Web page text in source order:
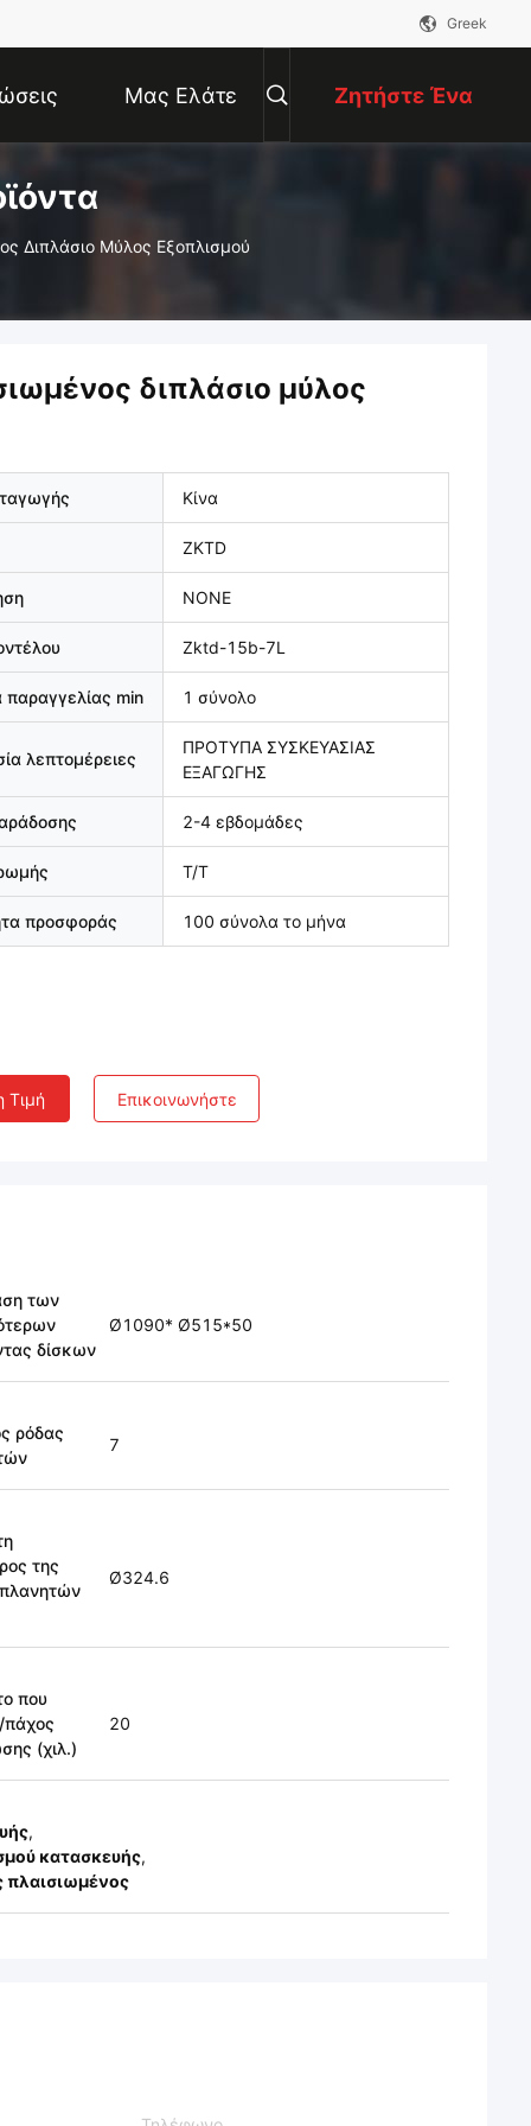
Greek
Μας Ελάτε Ζητήστε Ένα
Διπλάσιο Μύλος Εξοπλισμού
διπλάσιο μύλος
Κίνα
ZKTD
NONE
Zktd-15b-7L
παραγγελίας min 1 σύνολο
λεπτομέρειες
ΠΡΟΤΥΠΑ ΣΥΣΚΕΥΑΣΙΑΣ
ΕΞΑΓΩΓΗΣ
2-4 εβδομάδες
T/T
προσφοράς 100 σύνολα το μήνα
Τιμή Επικοινωνήστε
των
δίσκων
Ø1090* Ø515*50
ρόδας
7
της
Ø324.6
που
πάχος
(χιλ.)
20
,
κατασκευής,
πλαισιωμένος